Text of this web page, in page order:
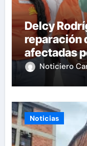
Delcy
reparación
afectadas
Noticiero
Noticias